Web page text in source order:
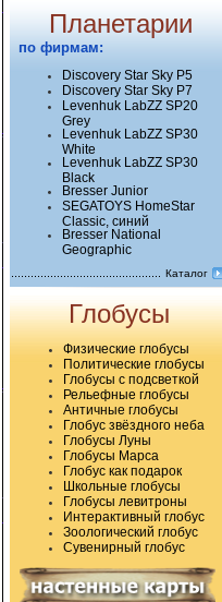
Планетарии
по фирмам:
Discovery Star Sky P5
Discovery Star Sky P7
Levenhuk LabZZ SP20
Grey
Levenhuk LabZZ SP30
White
Levenhuk LabZZ SP30
Black
Bresser Junior
SEGATOYS HomeStar
Classic, синий
Bresser National
Geographic
Каталог
Глобусы
Физические глобусы
Политические глобусы
Глобусы с подсветкой
Рельефные глобусы
Античные глобусы
Глобус звёздного неба
Глобусы Луны
Глобусы Марса
Глобус как подарок
Школьные глобусы
Глобусы левитроны
Интерактивный глобус
Зоологический глобус
Сувенирный глобус